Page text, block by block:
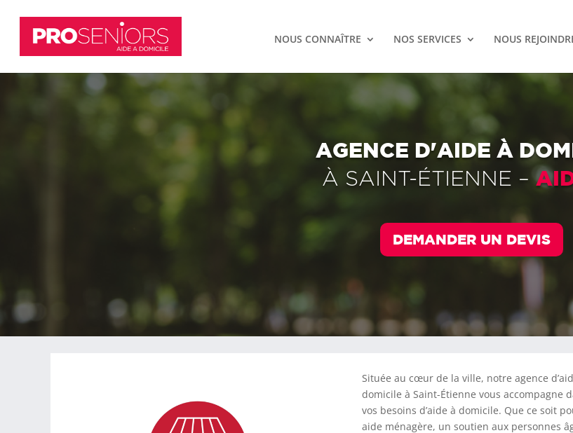
NOUS CONNAÎTRE NOS SERVICES NOUS
AGENCE D'AIDE À
À SAINT-ÉTIENNE –
DEMANDER UN DEVIS
Située au cœur de la ville, notre agence
domicile à Saint-Étienne vous accompagne
vos besoins d’aide à domicile. Que ce soit
aide ménagère, un soutien aux personnes